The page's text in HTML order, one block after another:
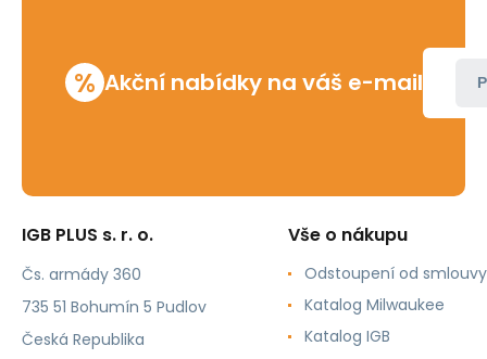
% Akční nabídky na váš e-mail
IGB PLUS s. r. o.
Čs. armády 360
735 51 Bohumín 5 Pudlov
Česká Republika
Vše o nákupu
Odstoupení od smlouvy
Katalog Milwaukee
Katalog IGB